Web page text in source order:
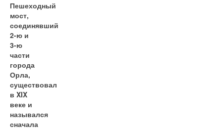
Пешеходный
мост,
соединявший
2-ю и
3-ю
части
города
Орла,
существовал
в XIX
веке и
назывался
сначала